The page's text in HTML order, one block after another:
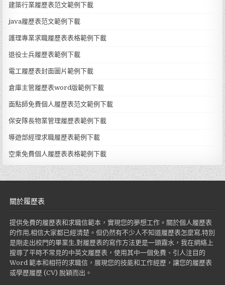
建築行業履歷表范文範例下載
java履歷表范文範例下載
護理專業求職履歷表表格範例下載
退役士兵履歷表範例下載
電工履歷表封面圖片範例下載
倉庫主管履歷表word版範例下載
面點師免費個人履歷表范文範例下載
保安隊長物業管理履歷表範例下載
導遊部經理求職履歷表範例下載
空乘免費個人履歷表表格範例下載
關於履歷表
提供免費的履歷表和求職信範本，實現您的夢想工作。關於個人履歷表
的作用,相信大家都已經清楚。但仍然有不少人不知道履歷表怎麼寫,特別
是剛走出校門的畢業生,對履歷表的寫作方法更是一頭霧水，我在網絡上
搜尋了平時不常見的中英文履歷表，使用其中一個免費、引人注目的
Word 範本和相符的求職信，展現您的技能和工作經歷，讓您的履歷表
或學歷履歷 (CV) 脫穎而出。